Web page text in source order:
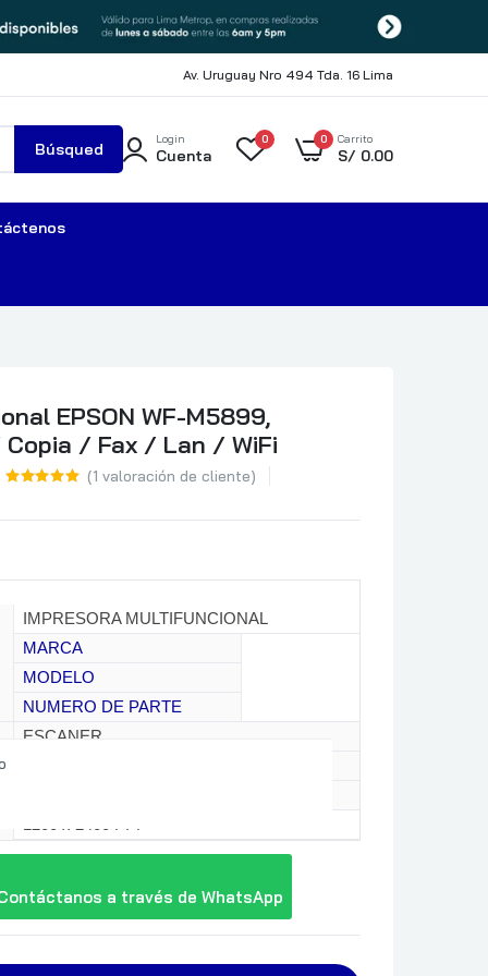
Av. Uruguay Nro 494 Tda. 16 Lima
Búsqued
a
Login
Cuenta
0 0 Carrito
S/ 0.00
EPSON WF-M5899,
/ Fax / Lan / WiFi
(1 valoración de cliente)
IMPRESORA MULTIFUNCIONAL
MARCA
MODELO
NUMERO DE PARTE
ESCANER
25 PPM ISO
NEGRO
IMPRESIÓN RÁPIDA
PÁGINA: 4.8 S
a través de WhatsApp